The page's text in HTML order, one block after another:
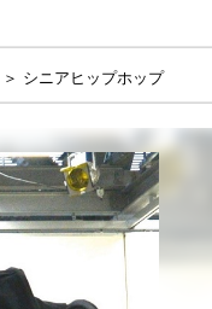
＞ シニアヒップホップ